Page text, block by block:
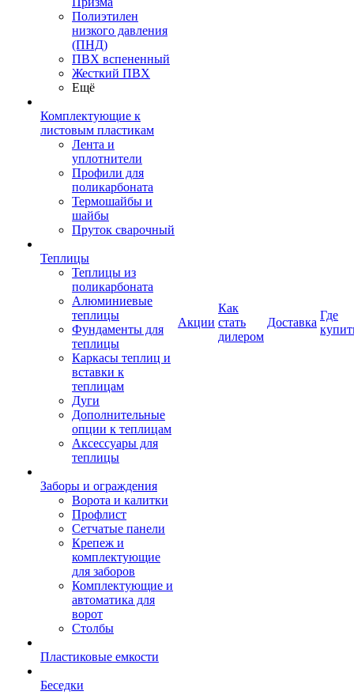
Полиэтилен
низкого давления
(ПНД)
ПВХ вспененный
Жесткий ПВХ
Ещё
Комплектующие к
листовым пластикам
Лента и
уплотнители
Профили для
поликарбоната
Термошайбы и
шайбы
Пруток сварочный
Теплицы
Теплицы из
поликарбоната
Алюминиевые
теплицы
Фундаменты для
теплицы
Каркасы теплиц и
вставки к
теплицам
Дуги
Дополнительные
опции к теплицам
Аксессуары для
теплицы
Заборы и ограждения
Ворота и калитки
Профлист
Сетчатые панели
Крепеж и
комплектующие
для заборов
Комплектующие и
автоматика для
ворот
Столбы
Пластиковые емкости
Беседки
Акции
Как
стать
дилером
Доставка
Где